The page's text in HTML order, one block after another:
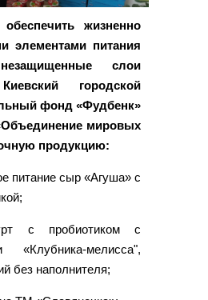
жизненно
элементами питания
слои
городской
фонд «Фудбенк»
мировых
продукцию:
питание сыр «Агуша» с
с пробиотиком с
«Клубника-мелисса",
без наполнителя;